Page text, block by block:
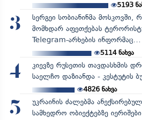
5193
3
სერგეი სობიანინმა მოსკოვში,
მომხდარ აფეთქებას
Telegram-არხების ინფორმაც...
5114ნახვა
4
კიევზე რუსეთის თავდასხმის
საელჩო დაზიანდა - კესტუტის
4826ნახვა
5
უკრაინის ძალებმა
სამხედრო ობიექტებზე